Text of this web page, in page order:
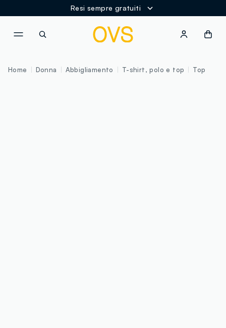
Resi sempre gratuiti
Home Donna Abbigliamento T-shirt, polo e top Top